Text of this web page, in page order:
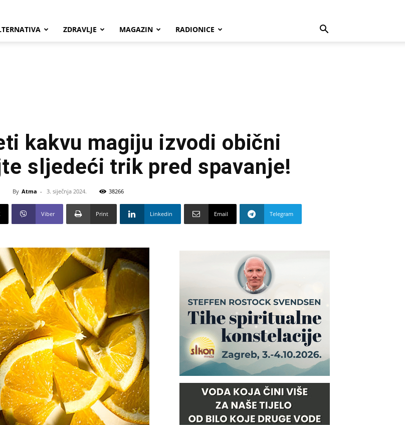
ZDRAVLJE MAGAZIN RADIONICE
kakvu magiju izvodi obični
sljedeći trik pred spavanje!
By Atma - 3. siječnja 2024. 38266
Viber Print Linkedin Email Telegram